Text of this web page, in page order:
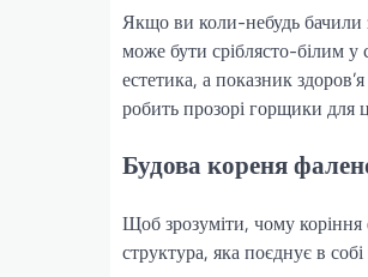
Якщо ви коли-небудь бачили
може бути сріблясто-білим у
естетика, а показник
робить прозорі горщики
Будова кореня
Щоб зрозуміти, чому
структура, яка поєднує в